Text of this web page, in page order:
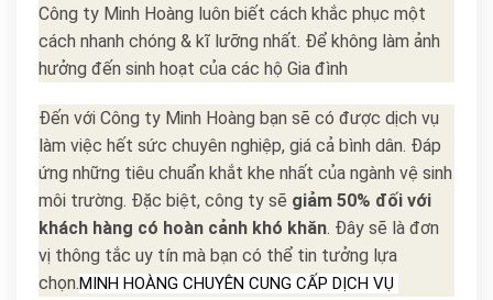
Công ty Minh Hoàng luôn biết cách khắc phục một
cách nhanh chóng & kĩ lưỡng nhất. Để không làm ảnh
hưởng đến sinh hoạt của các hộ Gia đình
Đến với Công ty Minh Hoàng bạn sẽ có được dịch vụ
làm việc hết sức chuyên nghiệp, giá cả bình dân. Đáp
ứng những tiêu chuẩn khắt khe nhất của ngành vệ sinh
môi trường. Đặc biệt, công ty sẽ giảm 50% đối với
khách hàng có hoàn cảnh khó khăn. Đây sẽ là đơn
vị thông tắc uy tín mà bạn có thể tin tưởng lựa
chọn.MINH HOÀNG CHUYÊN CUNG CẤP DỊCH VỤ